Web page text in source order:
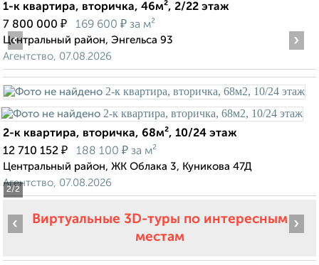
1-к квартира, вторичка, 46м², 2/22 этаж
7 800 000 ₽ 169 600 ₽ за м²
Центральный район, Энгельса 93
Агентство, 07.08.2026
2/2
‹ ›
2-к квартира, вторичка, 68м², 10/24 этаж
12 710 152 ₽ 188 100 ₽ за м²
Центральный район, ЖК Облака 3, Куникова 47Д
Агентство, 07.08.2026
Виртуальные 3D-туры по интересным
местам
‹ ›